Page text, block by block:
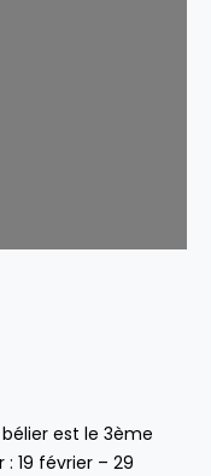
est le 3ème
: 19 février – 29